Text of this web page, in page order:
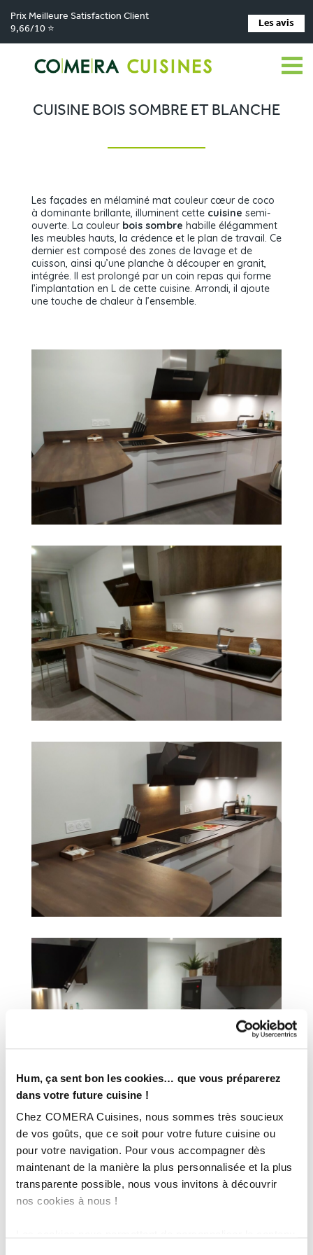
Hum, ça sent bon les cookies… que vous préparerez
dans votre future cuisine !
Chez COMERA Cuisines, nous sommes très soucieux
de vos goûts, que ce soit pour votre future cuisine ou
pour votre navigation. Pour vous accompagner dès
maintenant de la manière la plus personnalisée et la plus
transparente possible, nous vous invitons à découvrir
nos cookies à nous !
Prix Meilleure Satisfaction Client
9,66/10 ⭐
Les avis
Comera Cuisines > Nos magasins de cuisine >
Cuisiniste Clermont-Ferrand Réalisations > Cuisine bois sombre et blanche
CUISINE BOIS SOMBRE ET BLANCHE
Les façades en mélaminé mat couleur cœur de coco
à dominante brillante, illuminent cette cuisine semi-
ouverte. La couleur bois sombre habille élégamment
les meubles hauts, la crédence et le plan de travail. Ce
dernier est composé des zones de lavage et de
cuisson, ainsi qu’une planche à découper en granit,
intégrée. Il est prolongé par un coin repas qui forme
l’implantation en L de cette cuisine. Arrondi, il ajoute
une touche de chaleur à l’ensemble.